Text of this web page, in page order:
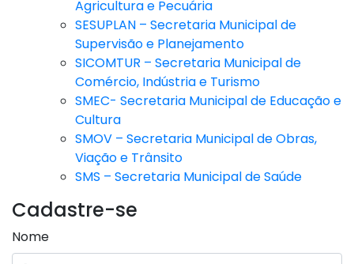
Agricultura e Pecuária
SESUPLAN – Secretaria Municipal de
Supervisão e Planejamento
SICOMTUR – Secretaria Municipal de
Comércio, Indústria e Turismo
SMEC- Secretaria Municipal de Educação e
Cultura
SMOV – Secretaria Municipal de Obras,
Viação e Trânsito
SMS – Secretaria Municipal de Saúde
Cadastre-se
Nome